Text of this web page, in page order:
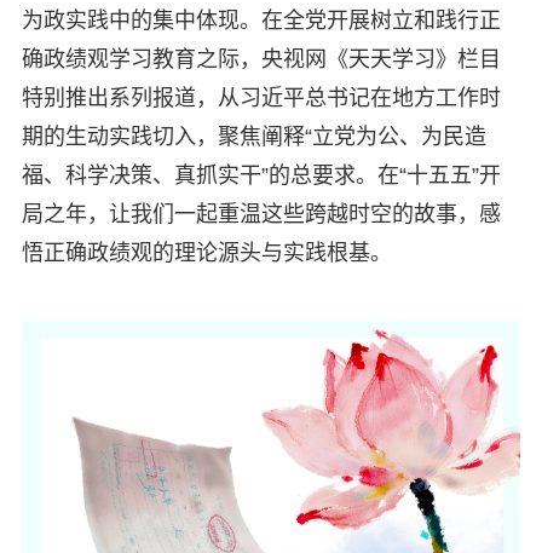
为政实践中的集中体现。在全党开展树立和践行正
确政绩观学习教育之际，央视网《天天学习》栏目
特别推出系列报道，从习近平总书记在地方工作时
期的生动实践切入，聚焦阐释“立党为公、为民造
福、科学决策、真抓实干”的总要求。在“十五五”开
局之年，让我们一起重温这些跨越时空的故事，感
悟正确政绩观的理论源头与实践根基。